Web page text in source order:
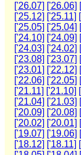
['26.07] ['26.06]
['25.12] ['25.11]
['25.05] ['25.04]
['24.10] ['24.09]
['24.03] ['24.02]
['23.08] ['23.07]
['23.01] ['22.12]
['22.06] ['22.05]
['21.11] ['21.10]
['21.04] ['21.03]
['20.09] ['20.08]
['20.02] ['20.01]
['19.07] ['19.06]
['18.12] ['18.11]